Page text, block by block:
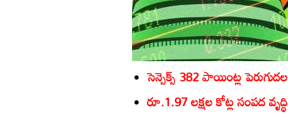
సెన్సెక్స్‌ 382 పాయింట్ల పెరుగుదల
రూ.1.97 లక్షల కోట్ల సంపద వృద్ధి